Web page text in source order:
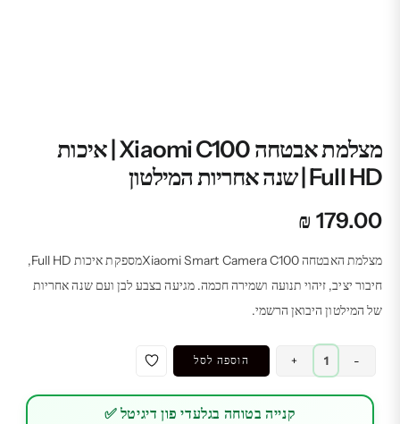
מצלמת אבטחה Xiaomi C100 | איכות
Full HD | שנה אחריות המילטון
₪ 179.00
מצלמת האבטחה Xiaomi Smart Camera C100מספקת איכות Full HD,
חיבור יציב, זיהוי תנועה ושמירה חכמה. מגיעה בצבע לבן ועם שנה אחריות
של המילטון היבואן הרשמי.
-
כמות
של
מצלמת
+ הוספה לסל
קנייה בטוחה בגלעדי פון דיגיטל ✅